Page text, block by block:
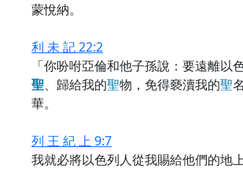
蒙悅納。
利 未 記 22:2
「你吩咐亞倫和他子孫說：要遠離以
聖、歸給我的聖物，免得褻瀆我的聖
華。
列 王 紀 上 9:7
我就必將以色列人從我賜給他們的地